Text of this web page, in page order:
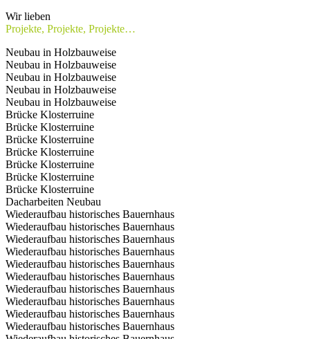
Wir lieben
Projekte, Projekte, Projekte…
Neubau in Holzbauweise
Neubau in Holzbauweise
Neubau in Holzbauweise
Neubau in Holzbauweise
Neubau in Holzbauweise
Brücke Klosterruine
Brücke Klosterruine
Brücke Klosterruine
Brücke Klosterruine
Brücke Klosterruine
Brücke Klosterruine
Brücke Klosterruine
Dacharbeiten Neubau
Wiederaufbau historisches Bauernhaus
Wiederaufbau historisches Bauernhaus
Wiederaufbau historisches Bauernhaus
Wiederaufbau historisches Bauernhaus
Wiederaufbau historisches Bauernhaus
Wiederaufbau historisches Bauernhaus
Wiederaufbau historisches Bauernhaus
Wiederaufbau historisches Bauernhaus
Wiederaufbau historisches Bauernhaus
Wiederaufbau historisches Bauernhaus